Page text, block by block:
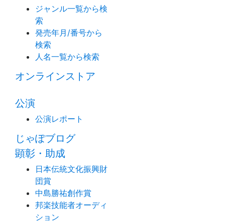
ジャンル一覧から検
索
発売年月/番号から
検索
人名一覧から検索
オンラインストア
公演
公演レポート
じゃぽブログ
顕彰・助成
日本伝統文化振興財
団賞
中島勝祐創作賞
邦楽技能者オーディ
ション